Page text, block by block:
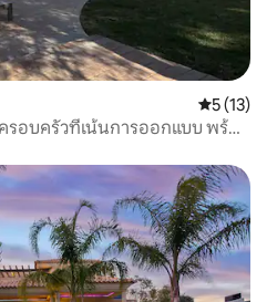
คะแนนเฉลี่
5 (13)
รอบครัวที่เน้นการออกแบบ พร้อม